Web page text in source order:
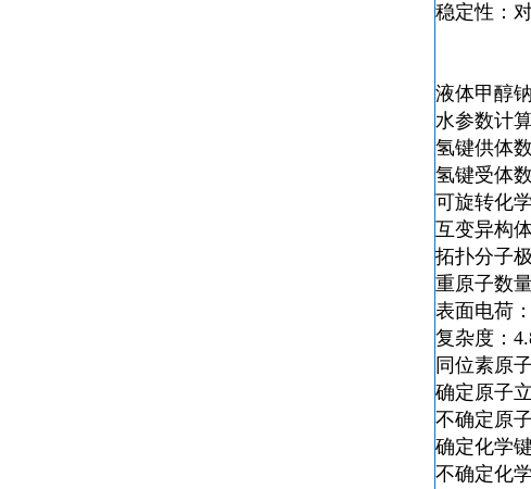
稳定性：
液体甲醇
水参数计
氢键供体
氢键受体
可旋转化
互变异构
拓扑分子
重原子数
表面电荷
复杂度：
同位素原
确定原子
不确定原
确定化学
不确定化